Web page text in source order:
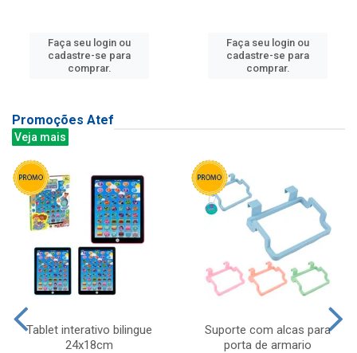
Faça seu login ou
cadastre-se para
comprar.
Faça seu login ou
cadastre-se para
comprar.
Promoções Atef
Veja mais
Tablet interativo bilingue
24x18cm
Suporte com alcas para
porta de armario